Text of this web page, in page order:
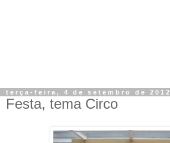
terça-feira, 4 de setembro de 2012
Festa, tema Circo